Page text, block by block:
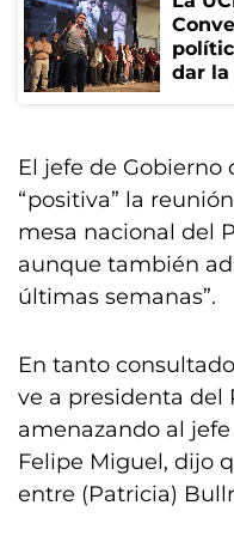
dar la
El jefe de Gobierno
“positiva” la
mesa nacional del
aunque también
últimas semanas”.
En tanto
ve a presidenta del
amenazando al
Felipe Miguel, dijo
entre (Patricia)